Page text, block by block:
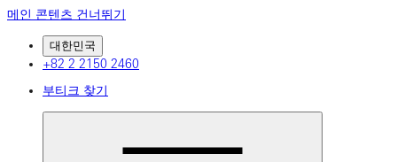
메인 콘텐츠 건너뛰기
대한민국
+82 2 2150 2460
부티크 찾기